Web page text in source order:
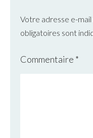
Votre adresse e-mail
obligatoires sont
Commentaire *